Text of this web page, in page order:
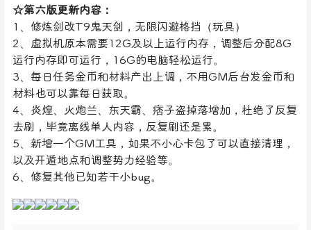
☆第六版更新内容：
1、修炼剑改T9鬼天剑，无限闪避格挡（玩具）
2、虚拟机原本需要12G及以上运行内存，调整后分配8G
运行内存即可运行，16G的电脑轻松运行。
3、每日任务金币和材料产出上调，不用GM后台发金币和
材料也可以靠每日获取。
4、炎煌、火炮兰、东天霸、痞子盗掉落增加，杜绝了反复
去刷，毕竟离线单人内容，反复刷还是累。
5、新增一个GM工具，如果不小心卡包了可以直接清理，
以及开遁地点和调整势力经验等。
6、修复其他已知若干小bug。